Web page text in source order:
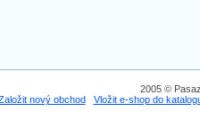
2005 ©
nový obchod
Vložit e-shop do